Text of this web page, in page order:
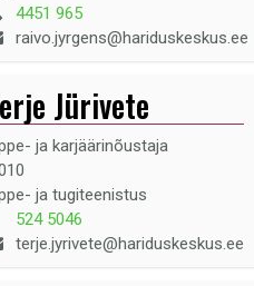
4451 965
raivo.jyrgens@hariduskeskus.ee
Jürivete
ja karjäärinõustaja
ja tugiteenistus
524 5046
terje.jyrivete@hariduskeskus.ee